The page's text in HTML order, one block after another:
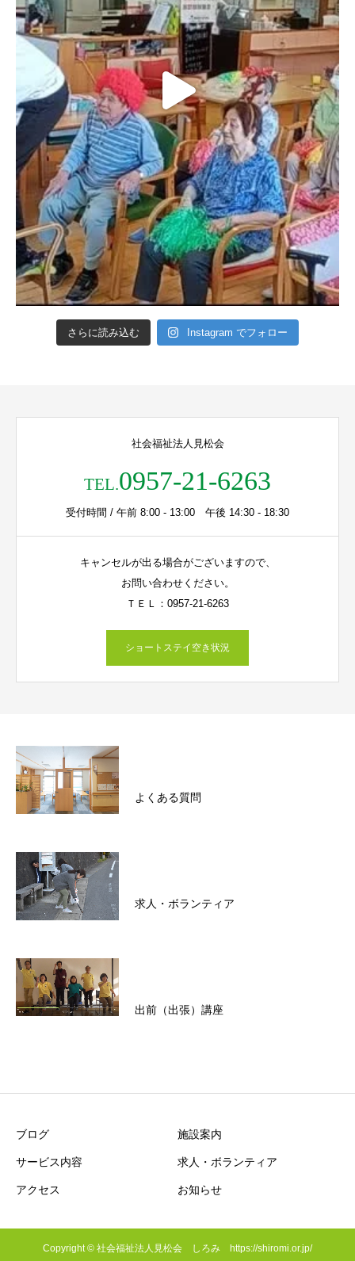
さらに読み込む Instagram でフォロー
社会福祉法人見松会
TEL.0957-21-6263
受付時間 / 午前 8:00 - 13:00 午後 14:30 - 18:30
キャンセルが出る場合がございますので、
お問い合わせください。
ＴＥＬ：0957-21-6263
ショートステイ空き状況
よくある質問
求人・ボランティア
出前（出張）講座
ブログ 施設案内
サービス内容 求人・ボランティア
アクセス お知らせ
Copyright © 社会福祉法人見松会 しろみ https://shiromi.or.jp/